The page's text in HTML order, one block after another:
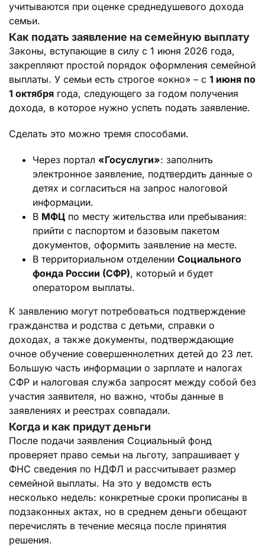
учитываются при оценке среднедушевого дохода
семьи.
Как подать заявление на семейную выплату
Законы, вступающие в силу с 1 июня 2026 года,
закрепляют простой порядок оформления семейной
выплаты. У семьи есть строгое «окно» – с 1 июня по
1 октября года, следующего за годом получения
дохода, в которое нужно успеть подать заявление.
Сделать это можно тремя способами.
Через портал «Госуслуги»: заполнить
электронное заявление, подтвердить данные о
детях и согласиться на запрос налоговой
информации.
В МФЦ по месту жительства или пребывания:
прийти с паспортом и базовым пакетом
документов, оформить заявление на месте.
В территориальном отделении Социального
фонда России (СФР), который и будет
оператором выплаты.
К заявлению могут потребоваться подтверждение
гражданства и родства с детьми, справки о
доходах, а также документы, подтверждающие
очное обучение совершеннолетних детей до 23 лет.
Большую часть информации о зарплате и налогах
СФР и налоговая служба запросят между собой без
участия заявителя, но важно, чтобы данные в
заявлениях и реестрах совпадали.
Когда и как придут деньги
После подачи заявления Социальный фонд
проверяет право семьи на льготу, запрашивает у
ФНС сведения по НДФЛ и рассчитывает размер
семейной выплаты. На это у ведомств есть
несколько недель: конкретные сроки прописаны в
подзаконных актах, но в среднем деньги обещают
перечислять в течение месяца после принятия
решения.